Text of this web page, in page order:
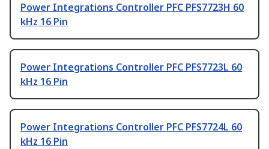
Power Integrations Controller PFC PFS7723H 60
kHz 16 Pin
Power Integrations Controller PFC PFS7723L 60
kHz 16 Pin
Power Integrations Controller PFC PFS7724L 60
kHz 16 Pin